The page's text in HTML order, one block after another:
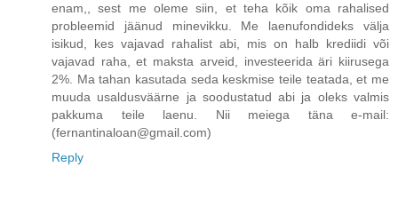
enam,, sest me oleme siin, et teha kõik oma rahalised
probleemid jäänud minevikku. Me laenufondideks välja
isikud, kes vajavad rahalist abi, mis on halb krediidi või
vajavad raha, et maksta arveid, investeerida äri kiirusega
2%. Ma tahan kasutada seda keskmise teile teatada, et me
muuda usaldusväärne ja soodustatud abi ja oleks valmis
pakkuma teile laenu. Nii meiega täna e-mail:
(fernantinaloan@gmail.com)
Reply